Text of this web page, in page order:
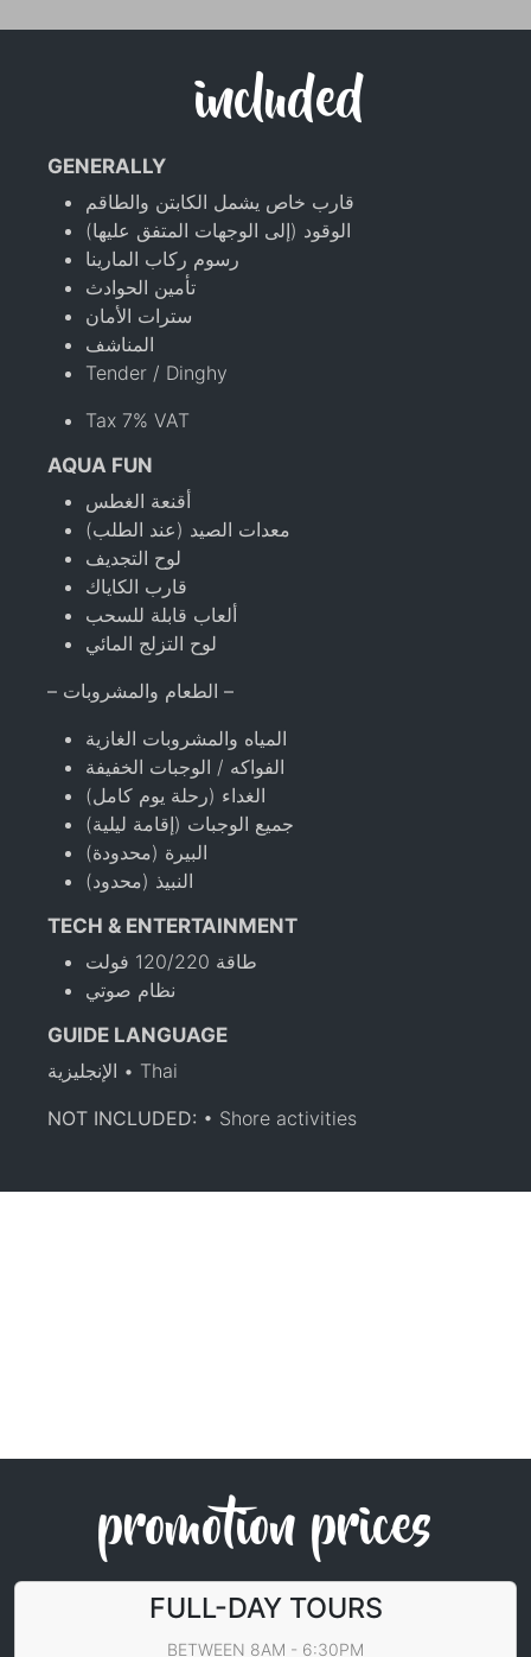
included
GENERALLY
قارب خاص يشمل الكابتن والطاقم
الوقود (إلى الوجهات المتفق عليها)
رسوم ركاب المارينا
تأمين الحوادث
سترات الأمان
المناشف
Tender / Dinghy
Tax 7% VAT
AQUA FUN
أقنعة الغطس
معدات الصيد (عند الطلب)
لوح التجديف
قارب الكاياك
ألعاب قابلة للسحب
لوح التزلج المائي
– الطعام والمشروبات –
المياه والمشروبات الغازية
الفواكه / الوجبات الخفيفة
الغداء (رحلة يوم كامل)
جميع الوجبات (إقامة ليلية)
البيرة (محدودة)
النبيذ (محدود)
TECH & ENTERTAINMENT
طاقة 120/220 فولت
نظام صوتي
GUIDE LANGUAGE
الإنجليزية • Thai
NOT INCLUDED: • Shore activities
promotion prices
FULL-DAY TOURS
BETWEEN 8AM - 6:30PM